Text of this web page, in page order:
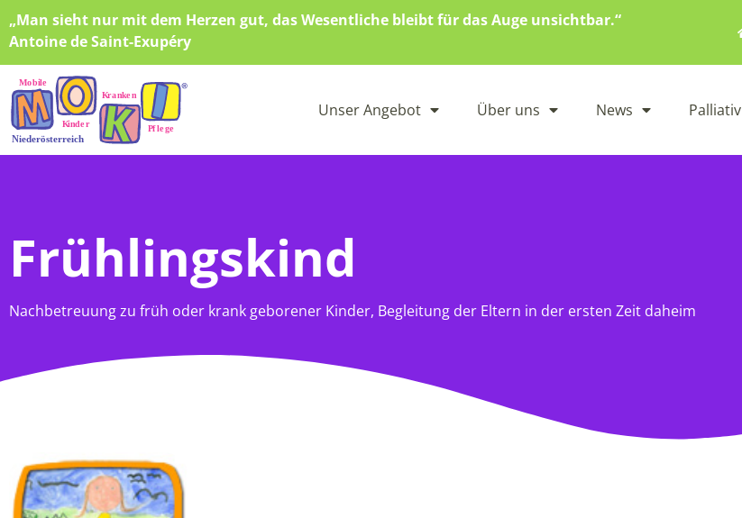
„Man sieht nur mit dem Herzen gut, das Wesentliche bleibt für das Auge unsichtbar.“
Antoine de Saint-Exupéry
Unser Angebot Über uns News Palliativ
Frühlingskind
Nachbetreuung zu früh oder krank geborener Kinder, Begleitung der Eltern in der ersten Zeit daheim